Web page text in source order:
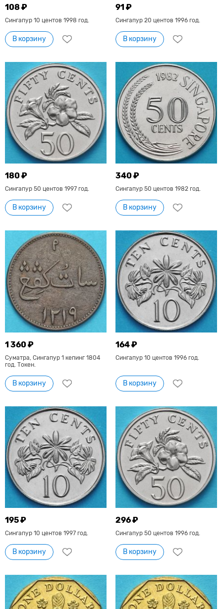
108 ₽
Сингапур 10 центов 1998 год.
В корзину
91 ₽
Сингапур 20 центов 1996 год.
В корзину
180 ₽
Сингапур 50 центов 1997 год.
В корзину
340 ₽
Сингапур 50 центов 1982 год.
В корзину
1 360 ₽
Суматра, Сингапур 1 кепинг 1804
год. Токен.
В корзину
164 ₽
Сингапур 10 центов 1996 год.
В корзину
195 ₽
Сингапур 10 центов 1997 год.
В корзину
296 ₽
Сингапур 50 центов 1996 год.
В корзину